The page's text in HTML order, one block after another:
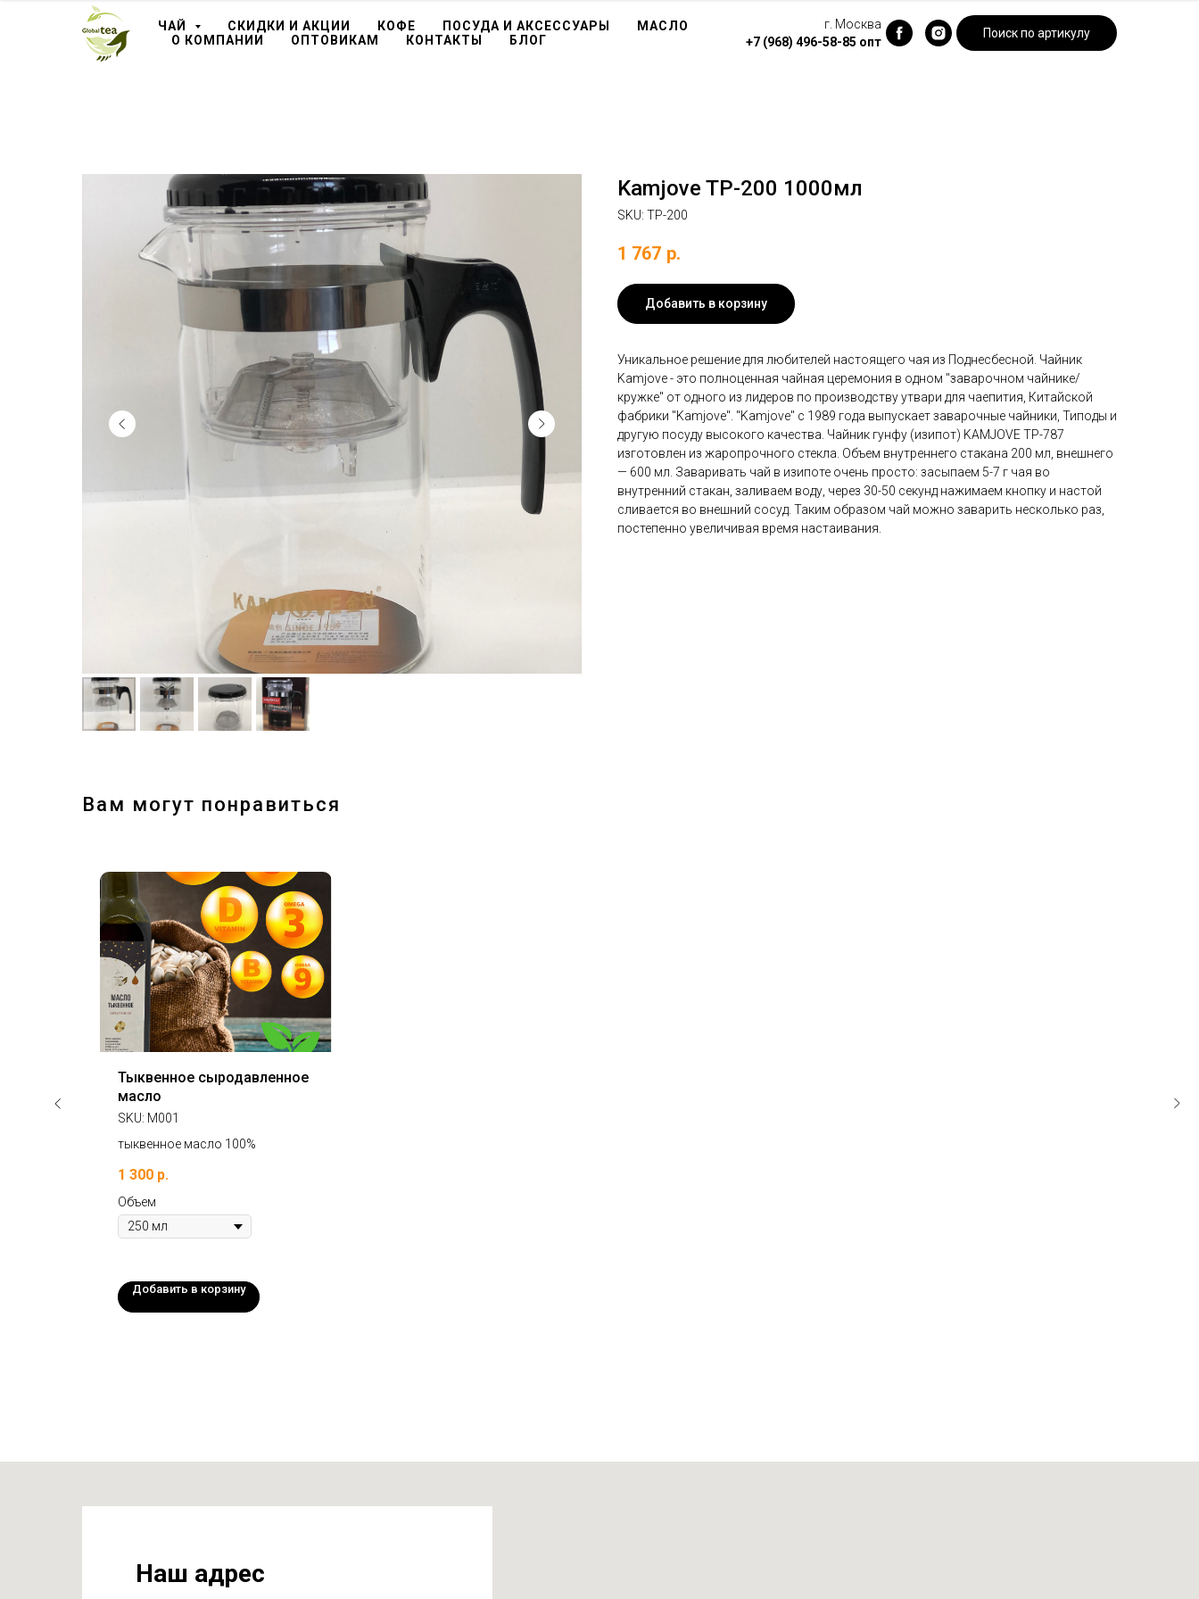
ЧАЙ СКИДКИ И АКЦИИ КОФЕ ПОСУДА И АКСЕССУАРЫ
МАСЛО
О КОМПАНИИ
ОПТОВИКАМ КОНТАКТЫ БЛОГ
г. Москва
+7 (968) 496-58-85 опт
Поиск по артикулу
Kamjove TP-200 1000мл
SKU: TP-200
1 767 р.
Добавить в корзину
Уникальное решение для любителей настоящего чая из Поднесбесной. Чайник
Kamjove - это полноценная чайная церемония в одном "заварочном чайнике/
кружке" от одного из лидеров по производству утвари для чаепития, Китайской
фабрики "Kamjove". "Kamjove" с 1989 года выпускает заварочные чайники, Типоды и
другую посуду высокого качества. Чайник гунфу (изипот) KAMJOVE TP-787
изготовлен из жаропрочного стекла. Объем внутреннего стакана 200 мл, внешнего
— 600 мл. Заваривать чай в изипоте очень просто: засыпаем 5-7 г чая во
внутренний стакан, заливаем воду, через 30-50 секунд нажимаем кнопку и настой
сливается во внешний сосуд. Таким образом чай можно заварить несколько раз,
постепенно увеличивая время настаивания.
Вам могут понравиться
Тыквенное сыродавленное
масло
SKU: М001
тыквенное масло 100%
1 300 р.
Объем
Добавить в корзину
Наш адрес